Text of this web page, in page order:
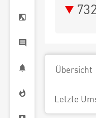
Übersicht
Letzte